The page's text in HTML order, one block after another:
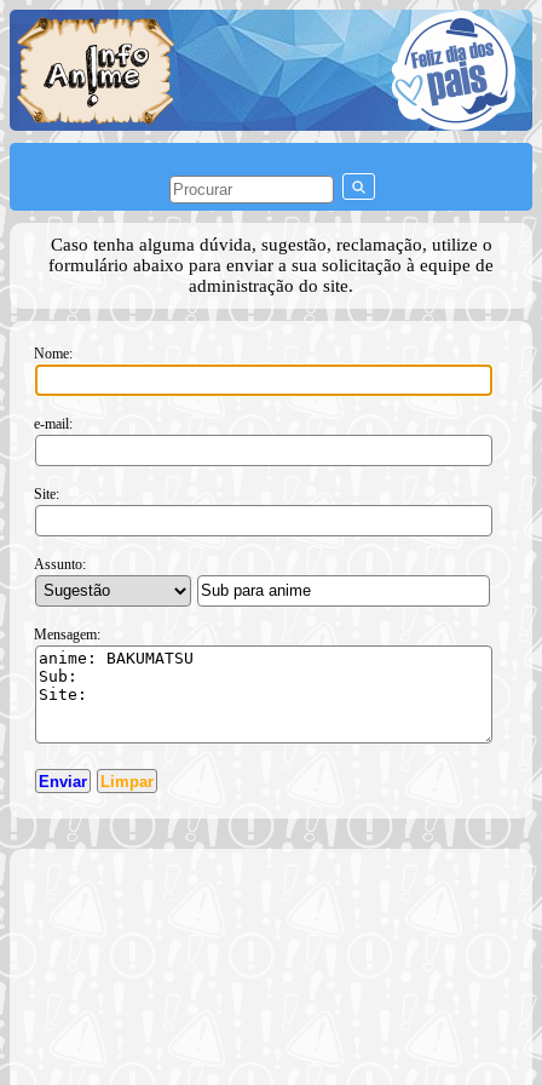
Caso tenha alguma dúvida, sugestão, reclamação, utilize o
formulário abaixo para enviar a sua solicitação à equipe de
administração do site.
Nome:
e-mail:
Site:
Assunto:
Mensagem: